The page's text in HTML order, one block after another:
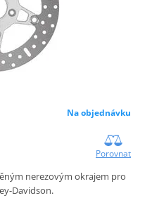
Na objednávku
Porovnat
nerezovým okrajem pro
Davidson.